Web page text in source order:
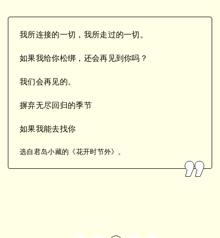
我所连接的一切，我所走过的一切。
如果我给你松绑，还会再见到你吗？
我们会再见的。
摒弃无尽回归的季节
如果我能去找你
选自君岛小藏的《花开时节外》。